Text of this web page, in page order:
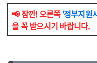
📢 잠깐! 오른쪽'정부지원
을 꼭 받으시기 바랍니다.